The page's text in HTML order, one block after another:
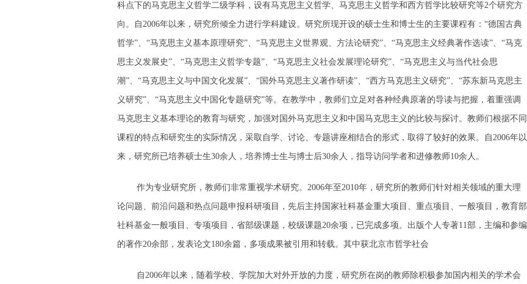
科点下的马克思主义哲学二级学科，设有马克思主义哲学、马克思主义哲学和西方哲学比较研究等2个研究方
向。自2006年以来，研究所倾全力进行学科建设。研究所现开设的硕士生和博士生的主要课程有：“德国古典
哲学”、“马克思主义基本原理研究”、“马克思主义世界观、方法论研究”、“马克思主义经典著作选读”、“马克
思主义发展史”、“马克思主义哲学专题”、“马克思主义社会发展理论研究”、“马克思主义与当代社会思
潮”、“马克思主义与中国文化发展”、“国外马克思主义著作研读”、“西方马克思主义研究”、“苏东新马克思主
义研究”、“马克思主义中国化专题研究”等。在教学中，教师们立足对各种经典原著的导读与把握，着重强调
马克思主义基本理论的教育与研究，加强对国外马克思主义和中国马克思主义的比较与探讨。教师们根据不同
课程的特点和研究生的实际情况，采取自学、讨论、专题讲座相结合的形式，取得了较好的效果。自2006年以
来，研究所已培养硕士生30余人，培养博士生与博士后30余人，指导访问学者和进修教师10余人。
作为专业研究所，教师们非常重视学术研究。2006年至2010年，研究所的教师们针对相关领域的重大理
论问题、前沿问题和热点问题申报科研项目，先后主持国家社科基金重大项目、重点项目、一般项目，教育部
社科基金一般项目、专项项目，省部级课题，校级课题20余项，已完成多项。出版个人专著11部，主编和参编
的著作20余部，发表论文180余篇，多项成果被引用和转载。其中获北京市哲学社会
自2006年以来，随着学校、学院加大对外开放的力度，研究所在岗的教师除积极参加国内相关的学术会